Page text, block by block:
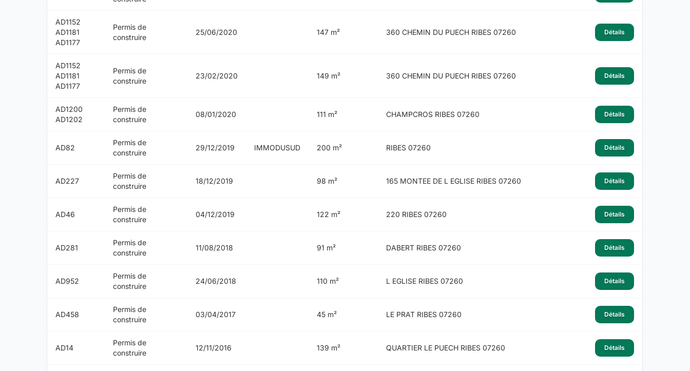
AD1152
AD1181
AD1177
Permis de
construire
25/06/2020 147 m² 360 CHEMIN DU PUECH RIBES 07260 Détails
AD1152
AD1181
AD1177
Permis de
construire
23/02/2020 149 m² 360 CHEMIN DU PUECH RIBES 07260 Détails
AD1200
AD1202
Permis de
construire
08/01/2020 111 m² CHAMPCROS RIBES 07260 Détails
AD82
Permis de
construire
29/12/2019 IMMODUSUD 200 m² RIBES 07260 Détails
AD227
Permis de
construire
18/12/2019 98 m² 165 MONTEE DE L EGLISE RIBES 07260 Détails
AD46
Permis de
construire
04/12/2019 122 m² 220 RIBES 07260 Détails
AD281
Permis de
construire
11/08/2018 91 m² DABERT RIBES 07260 Détails
AD952
Permis de
construire
24/06/2018 110 m² L EGLISE RIBES 07260 Détails
AD458
Permis de
construire
03/04/2017 45 m² LE PRAT RIBES 07260 Détails
AD14
Permis de
construire
12/11/2016 139 m² QUARTIER LE PUECH RIBES 07260 Détails